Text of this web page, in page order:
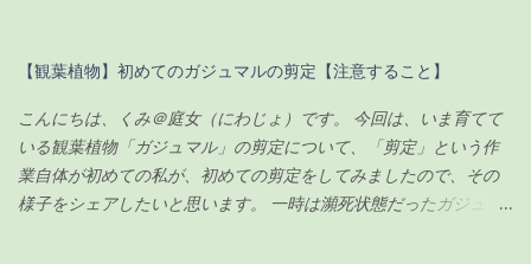
【観葉植物】初めてのガジュマルの剪定【注意すること】
こんにちは、くみ＠庭女（にわじょ）です。 今回は、いま育てて
いる観葉植物「ガジュマル」の剪定について、「剪定」という作
業自体が初めての私が、初めての剪定をしてみましたので、その
様子をシェアしたいと思います。 一時は瀕死状態だったガジュマ